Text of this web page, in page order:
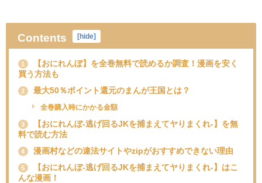
Contents [hide]
1
【おにれんぼ】を全巻無料で読めるか調査！漫画を安く
買う方法も
2 最大50％ポイント還元のまんが王国とは？
全巻購入時にかかる金額
3
【おにれんぼ-逃げ回るJKを捕まえてヤりまくれ-】を無
料で読む方法
4 漫画村などの違法サイトやzipがおすすめできない理由
5
【おにれんぼ-逃げ回るJKを捕まえてヤりまくれ-】はこ
んな漫画！